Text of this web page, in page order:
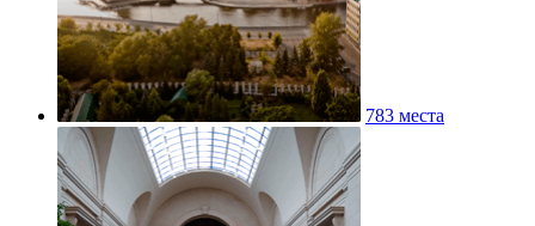
783 места